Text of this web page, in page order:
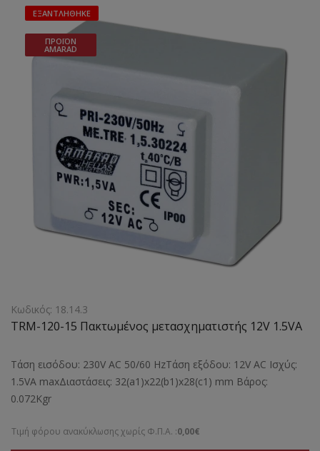
ΕΞΑΝΤΛΉΘΗΚΕ
ΠΡΟΪΌΝ
AMARAD
Κωδικός: 18.14.3
TRM-120-15 Πακτωμένος μετασχηματιστής 12V 1.5VA
Τάση εισόδου: 230V AC 50/60 HzΤάση εξόδου: 12V AC Ισχύς:
1.5VA maxΔιαστάσεις: 32(a1)x22(b1)x28(c1) mm Bάρος:
0.072Kgr
Τιμή φόρου ανακύκλωσης χωρίς Φ.Π.Α. :0,00€